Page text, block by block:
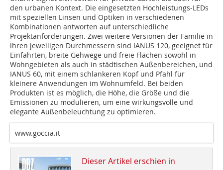
den urbanen Kontext. Die eingesetzten Hochleistungs-LEDs
mit speziellen Linsen und Optiken in verschiedenen
Kombinationen antworten auf unterschiedliche
Projektanforderungen. Zwei weitere Versionen der Familie in
ihren jeweiligen Durchmessern sind IANUS 120, geeignet für
Einfahrten, breite Gehwege und freie Flächen sowohl in
Wohngebieten als auch in städtischen Außenbereichen, und
IANUS 60, mit einem schlankeren Kopf und Pfahl für
kleinere Anwendungen im Wohnumfeld. Bei beiden
Produkten ist es möglich, die Höhe, die Größe und die
Emissionen zu modulieren, um eine wirkungsvolle und
elegante Außenbeleuchtung zu optimieren.
www.goccia.it
Dieser Artikel erschien in